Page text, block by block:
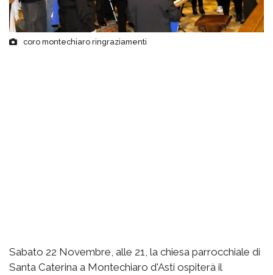
coro montechiaro ringraziamenti
Sabato 22 Novembre, alle 21, la chiesa parrocchiale di
Santa Caterina a Montechiaro d'Asti ospiterà il